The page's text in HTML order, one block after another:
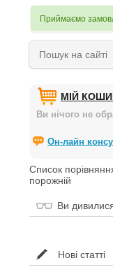
Приймаємо
МІЙ
Ви нічого не
Он-лайн
Список
порожній
Ви
Нові статті